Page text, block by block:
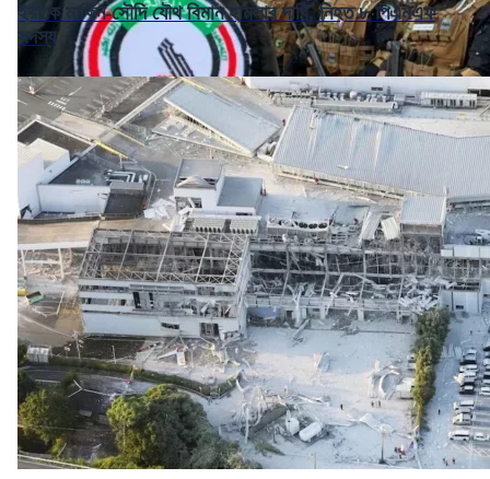
ইরাকে মার্কিন-সৌদি যৌথ বিমান হামলার দাবি, নিহত ৮ পিএমএফ
সদস্য